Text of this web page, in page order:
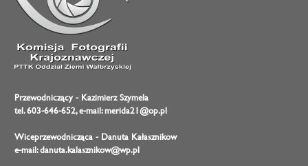
Przewodniczący - Kazimierz Szymela
tel. 603-646-652, e-mail: merida21@op.pl
Wiceprzewodnicząca - Danuta Kałasznikow
e-mail: danuta.kalasznikow@wp.pl